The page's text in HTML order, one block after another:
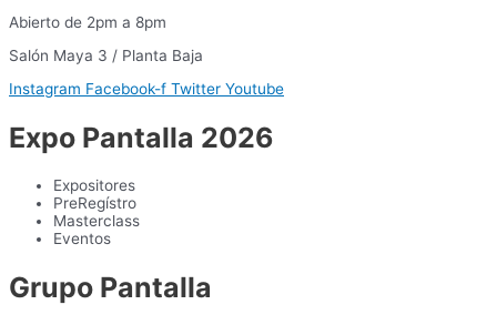
Abierto de 2pm a 8pm
Salón Maya 3 / Planta Baja
Instagram Facebook-f Twitter Youtube
Expo Pantalla 2026
Expositores
PreRegístro
Masterclass
Eventos
Grupo Pantalla